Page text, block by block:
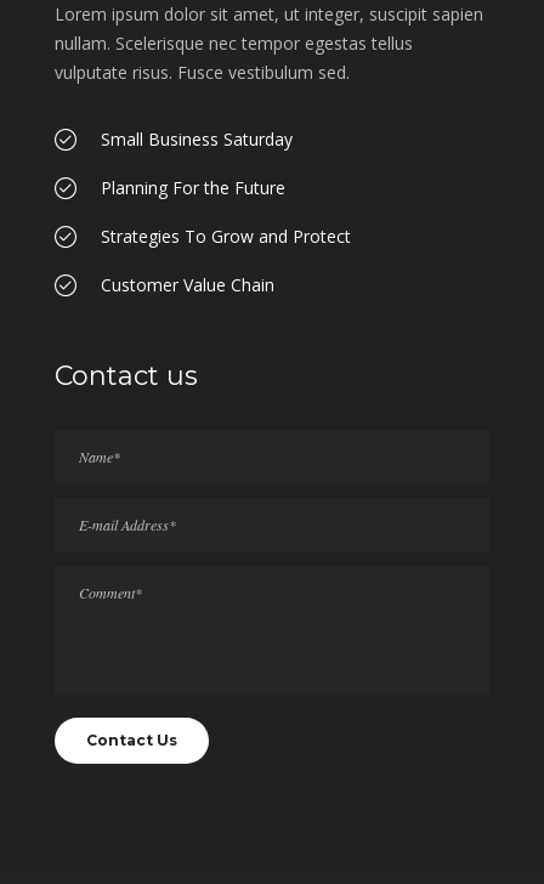
Lorem ipsum dolor sit amet, ut integer, suscipit sapien
nullam. Scelerisque nec tempor egestas tellus
vulputate risus. Fusce vestibulum sed.
Small Business Saturday
Planning For the Future
Strategies To Grow and Protect
Customer Value Chain
Contact us